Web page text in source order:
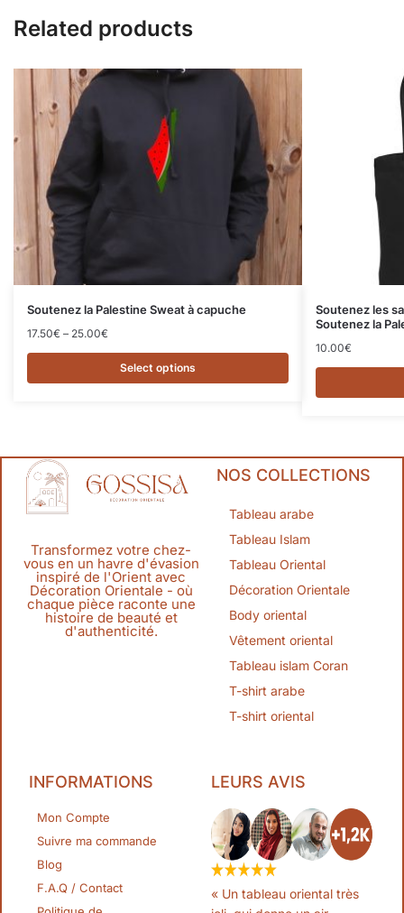
Related products
Soutenez la Palestine Sweat à capuche
17.50€ – 25.00€
Select options
Soutenez les
Soutenez la
10.00€
Transformez votre chez-
vous en un havre d'évasion
inspiré de l'Orient avec
Décoration Orientale - où
chaque pièce raconte une
histoire de beauté et
d'authenticité.
NOS COLLECTIONS
Tableau arabe
Tableau Islam
Tableau Oriental
Décoration Orientale
Body oriental
Vêtement oriental
Tableau islam Coran
T-shirt arabe
T-shirt oriental
INFORMATIONS
Mon Compte
Suivre ma commande
Blog
F.A.Q / Contact
LEURS AVIS
« Un tableau oriental très